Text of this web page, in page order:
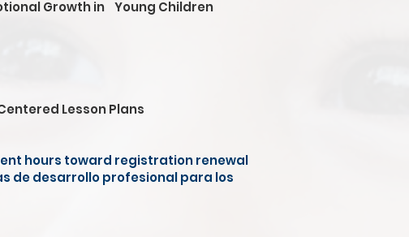
Growth in Young Children
Lesson Plans
hours toward registration renewal
de desarrollo profesional para los